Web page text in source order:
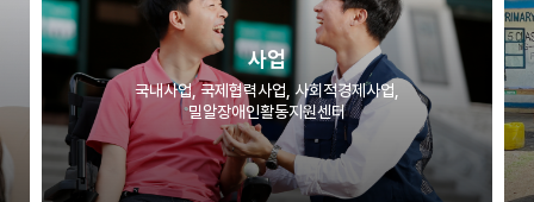
사업
국내사업, 국제협력사업, 사회적경제사업,
밀알장애인활동지원센터